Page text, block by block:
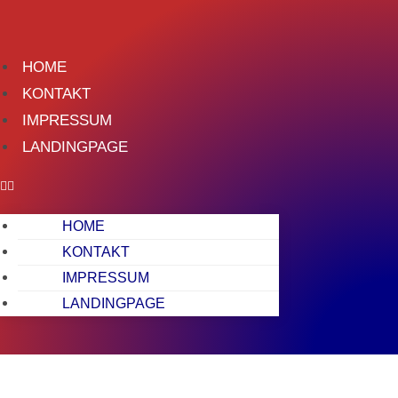
HOME
KONTAKT
IMPRESSUM
LANDINGPAGE
HOME
KONTAKT
IMPRESSUM
LANDINGPAGE